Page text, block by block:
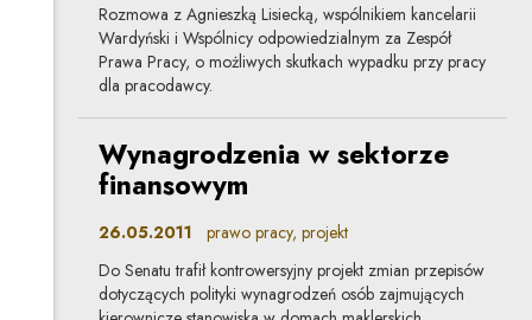
Rozmowa z Agnieszką Lisiecką, wspólnikiem kancelarii
Wardyński i Wspólnicy odpowiedzialnym za Zespół
Prawa Pracy, o możliwych skutkach wypadku przy pracy
dla pracodawcy.
Wynagrodzenia w sektorze
finansowym
26.05.2011 prawo pracy, projekt
Do Senatu trafił kontrowersyjny projekt zmian przepisów
dotyczących polityki wynagrodzeń osób zajmujących